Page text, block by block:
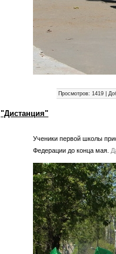
Просмотров: 1419 |
"Дистанция"
Ученики первой школы
Федерации до конца мая.